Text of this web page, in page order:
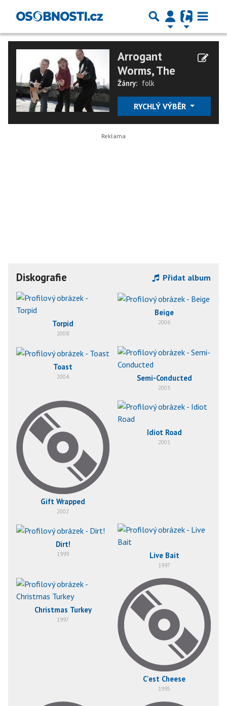
Arrogant
Worms, The
Žánry: folk
RYCHLÝ VÝBĚR
Diskografie Přidat album
Torpid
2008
Beige
2006
Toast
2004 Semi-Conducted
2003
Gift Wrapped
2002
Idiot Road
2001
Dirt!
1999 Live Bait
1997
Christmas Turkey
1997
C'est Cheese
1995